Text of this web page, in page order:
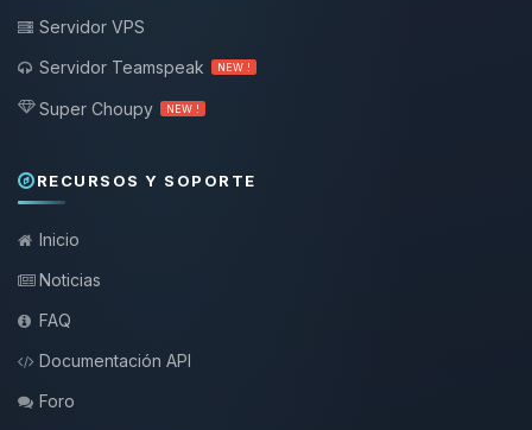
Servidor VPS
Servidor Teamspeak
NEW !
Super Choupy NEW !
RECURSOS Y SOPORTE
Inicio
Noticias
FAQ
Documentación API
Foro